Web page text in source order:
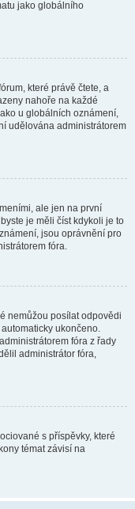
jako globálního
které právě čtete, a
nahoře na každé
u globálních oznámení,
udělována administrátorem
ale jen na první
je měli číst kdykoli je to
jsou oprávnění pro
fóra.
nemůžou posílat odpovědi
ukončeno.
fóra z řady
administrátor fóra,
s příspěvky, které
témat závisí na